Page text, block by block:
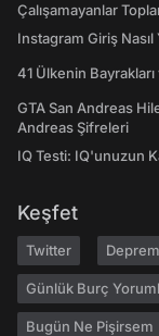
Çalışamayanlar
Instagram Giriş
41 Ülkenin Bayrakları
GTA San Andreas
Andreas Şifreleri
IQ Testi: IQ'unuzun
Keşfet
Twitter Deprem
Günlük Burç
Bugün Ne Pişirsem